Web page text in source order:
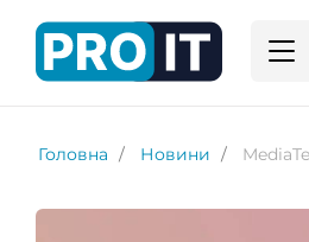
Головна Новини